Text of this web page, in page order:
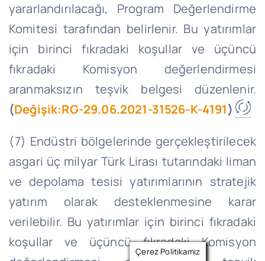
yararlandırılacağı, Program Değerlendirme
Komitesi tarafından belirlenir. Bu yatırımlar
için birinci fıkradaki koşullar ve üçüncü
fıkradaki Komisyon değerlendirmesi
aranmaksızın teşvik belgesi düzenlenir.
(Değişik:RG-29.06.2021-31526-K-4191)
(7) Endüstri bölgelerinde gerçekleştirilecek
asgari üç milyar Türk Lirası tutarındaki liman
ve depolama tesisi yatırımlarının stratejik
yatırım olarak desteklenmesine karar
verilebilir. Bu yatırımlar için birinci fıkradaki
koşullar ve üçüncü fıkradaki Komisyon
Çerez Politikamız